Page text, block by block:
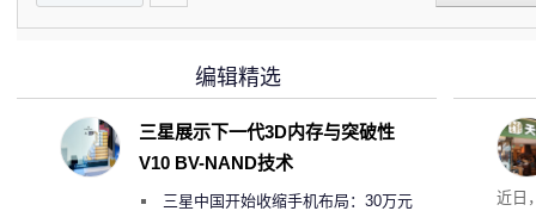
肉
近日
编辑精选
三星展示下一代3D内存与突破性
V10 BV-NAND技术
三星中国开始收缩手机布局：30万元